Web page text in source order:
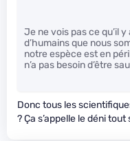
Je ne vois pas ce qu’il
d’humains que nous
notre espèce est en
n’a pas besoin d’être
Donc tous les
? Ça s’appelle le déni